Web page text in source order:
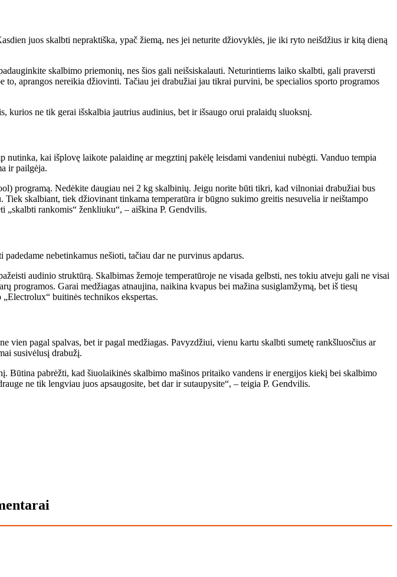
juos skalbti nepraktiška, ypač žiemą, nes jei neturite džiovyklės, jie iki ryto neišdžius ir kitą dieną
skalbimo priemonių, nes šios gali neišsiskalauti. Neturintiems laiko skalbti, gali praversti
aprangos nereikia džiovinti. Tačiau jei drabužiai jau tikrai purvini, be specialios sporto programos
ne tik gerai išskalbia jautrius audinius, bet ir išsaugo orui pralaidų sluoksnį.
kai išplovę laikote palaidinę ar megztinį pakėlę leisdami vandeniui nubėgti. Vanduo tempia
ir pailgėja.
programą. Nedėkite daugiau nei 2 kg skalbinių. Jeigu norite būti tikri, kad vilnoniai drabužiai bus
skalbiant, tiek džiovinant tinkama temperatūra ir būgno sukimo greitis nesuvelia ir neištampo
rankomis“ ženkliuku“, – aiškina P. Gendvilis.
nebetinkamus nešioti, tačiau dar ne purvinus apdarus.
audinio struktūrą. Skalbimas žemoje temperatūroje ne visada gelbsti, nes tokiu atveju gali ne visai
Garai medžiagas atnaujina, naikina kvapus bei mažina susiglamžymą, bet iš tiesų
buitinės technikos ekspertas.
pagal spalvas, bet ir pagal medžiagas. Pavyzdžiui, vienu kartu skalbti sumetę rankšluosčius ar
susivėlusį drabužį.
Būtina pabrėžti, kad šiuolaikinės skalbimo mašinos pritaiko vandens ir energijos kiekį bei skalbimo
ne tik lengviau juos apsaugosite, bet dar ir sutaupysite“, – teigia P. Gendvilis.